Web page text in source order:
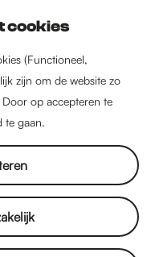
cookies
(Functioneel,
zijn om de website zo
op accepteren te
te gaan.
Nieuw-West
Oud-West
stad van
tijdlijn
Limes
Nijmegen Penning